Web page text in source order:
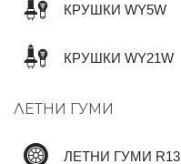
КРУШКИ WY5W
КРУШКИ WY21W
ЛЕТНИ ГУМИ
ЛЕТНИ ГУМИ R13